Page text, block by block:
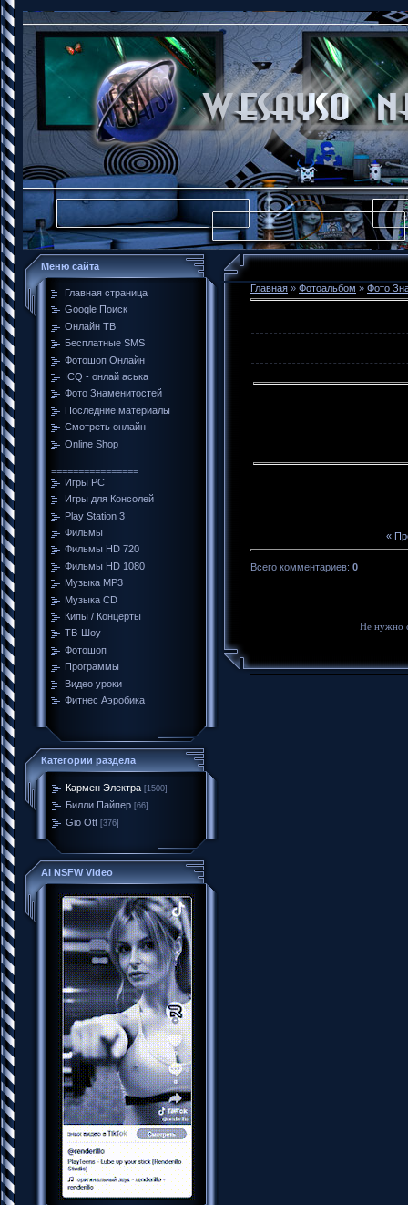
Меню сайта
Главная страница
Google Поиск
Онлайн ТВ
Бесплатные SMS
Фотошоп Онлайн
ICQ - онлай аська
Фото Знаменитостей
Последние материалы
Смотреть онлайн
Online Shop
================
Игры PC
Игры для Консолей
Play Station 3
Фильмы
Фильмы HD 720
Фильмы HD 1080
Музыка MP3
Музыка CD
Кипы / Концерты
ТВ-Шоу
Фотошоп
Программы
Видео уроки
Фитнес Аэробика
Категории раздела
Кармен Электра [1500]
Билли Пайпер [66]
Gio Ott [376]
AI NSFW Video
Главная » Фотоальбом » Фото
«
Всего комментариев: 0
Не нужно